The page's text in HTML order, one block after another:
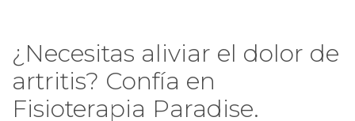
¿Necesitas aliviar el dolor de
artritis? Confía en
Fisioterapia Paradise.